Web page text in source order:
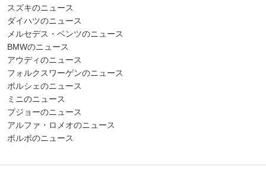
スズキのニュース
ダイハツのニュース
メルセデス・ベンツのニュース
BMWのニュース
アウディのニュース
フォルクスワーゲンのニュース
ポルシェのニュース
ミニのニュース
プジョーのニュース
アルファ・ロメオのニュース
ボルボのニュース